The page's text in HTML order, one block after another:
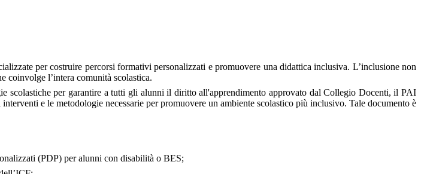
per costruire percorsi formativi personalizzati e promuovere una didattica inclusiva. L’inclusione non
coinvolge l’intera comunità scolastica.
scolastiche per garantire a tutti gli alunni il diritto all'apprendimento approvato dal Collegio Docenti, il PAI
e le metodologie necessarie per promuovere un ambiente scolastico più inclusivo. Tale documento è
(PDP) per alunni con disabilità o BES;